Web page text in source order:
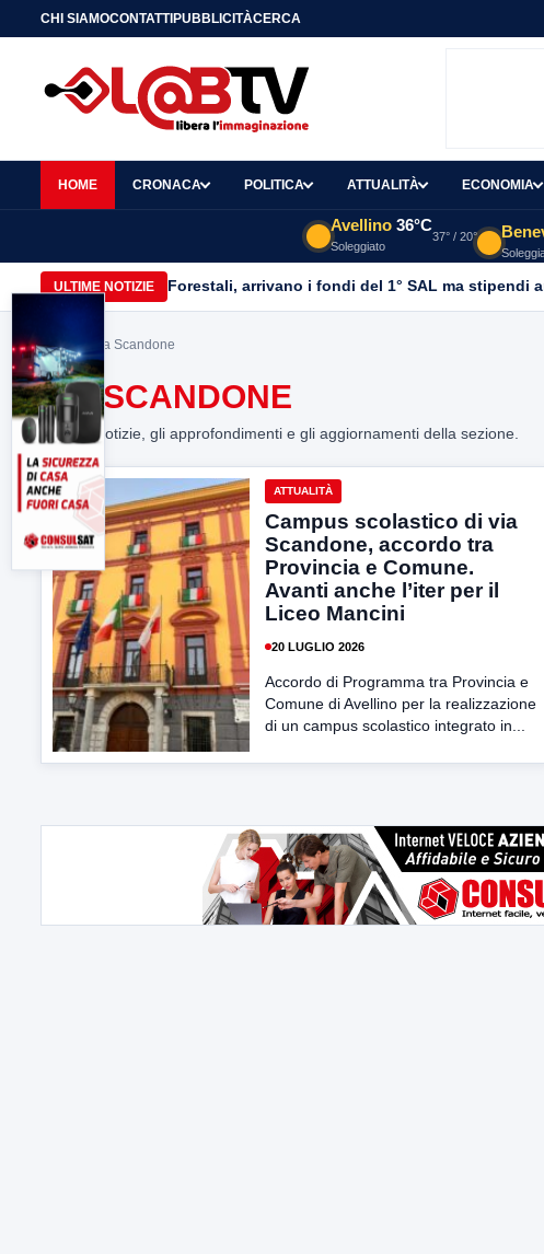
CHI SIAMOCONTATTIPUBBLICITÀCERCA
HOME CRONACA POLITICA ATTUALITÀ ECONOMIA
Avellino 36°C
Soleggiato
37° / 20°
ULTIME NOTIZIE Forestali, arrivano i fondi del 1° SAL ma stipendi
Home> Via Scandone
VIA SCANDONE
Tutte le notizie, gli approfondimenti e gli aggiornamenti della sezione.
ATTUALITÀ
Campus scolastico di via
Scandone, accordo tra
Provincia e Comune.
Avanti anche l’iter per il
Liceo Mancini
20 LUGLIO 2026
Accordo di Programma tra Provincia e
Comune di Avellino per la realizzazione
di un campus scolastico integrato in...